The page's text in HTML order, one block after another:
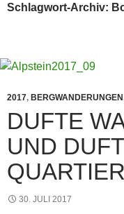
Schlagwort-Archiv:
2017, BERGWANDERUNGEN
DUFTE
UND
30. JULI 2017